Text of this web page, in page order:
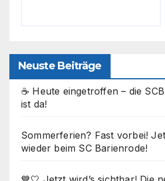
Neuste Beiträge
☕ Heute eingetroffen – die
ist da!
Sommerferien? Fast vorbei!
wieder beim SC Barienrode!